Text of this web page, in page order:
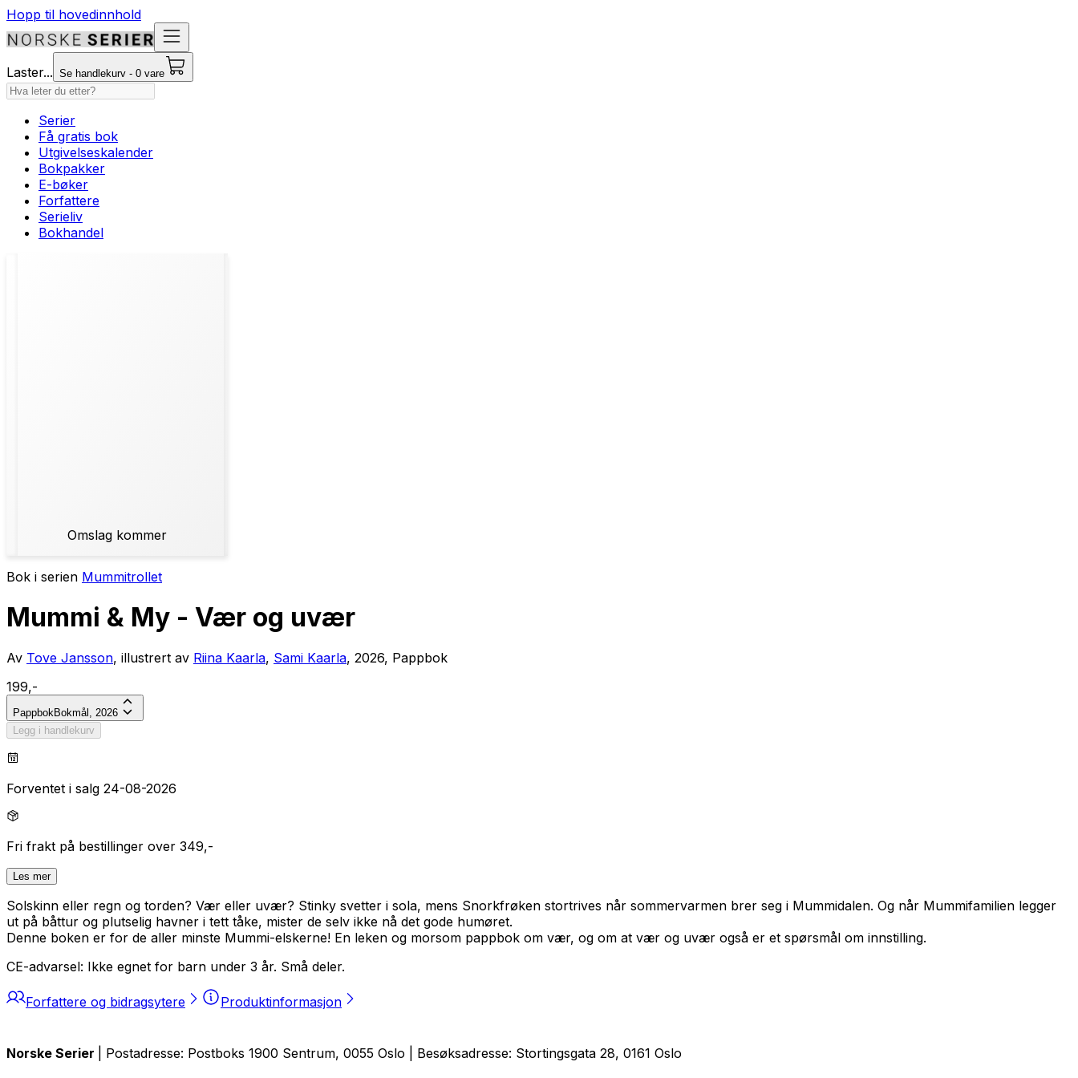
Hopp til hovedinnhold
Laster... Se handlekurv - 0 vare
Serier
Få gratis bok
Utgivelseskalender
Bokpakker
E-bøker
Forfattere
Serieliv
Bokhandel
Omslag kommer
Bok i serien Mummitrollet
Mummi & My - Vær og uvær
Av Tove Jansson, illustrert av Riina Kaarla, Sami Kaarla, 2026, Pappbok
199,-
PappbokBokmål, 2026
Legg i handlekurv
Forventet i salg 24-08-2026
Fri frakt på bestillinger over 349,-
Les mer
Solskinn eller regn og torden? Vær eller uvær? Stinky svetter i sola, mens Snorkfrøken stortrives når sommervarmen brer seg i Mummidalen. Og når Mummifamilien legger
ut på båttur og plutselig havner i tett tåke, mister de selv ikke nå det gode humøret.
Denne boken er for de aller minste Mummi-elskerne! En leken og morsom pappbok om vær, og om at vær og uvær også er et spørsmål om innstilling.
CE-advarsel: Ikke egnet for barn under 3 år. Små deler.
Forfattere og bidragsytere Produktinformasjon
Norske Serier | Postadresse: Postboks 1900 Sentrum, 0055 Oslo | Besøksadresse: Stortingsgata 28, 0161 Oslo